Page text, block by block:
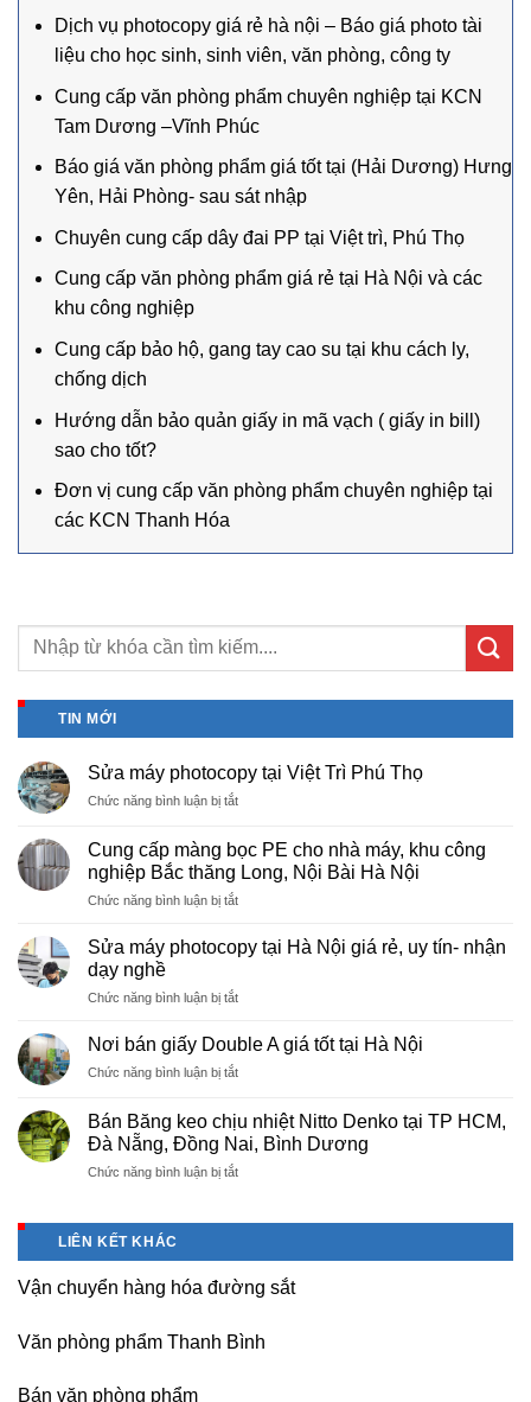
Dịch vụ photocopy giá rẻ hà nội – Báo giá photo tài
liệu cho học sinh, sinh viên, văn phòng, công ty
Cung cấp văn phòng phẩm chuyên nghiệp tại KCN
Tam Dương –Vĩnh Phúc
Báo giá văn phòng phẩm giá tốt tại (Hải Dương) Hưng
Yên, Hải Phòng- sau sát nhập
Chuyên cung cấp dây đai PP tại Việt trì, Phú Thọ
Cung cấp văn phòng phẩm giá rẻ tại Hà Nội và các
khu công nghiệp
Cung cấp bảo hộ, gang tay cao su tại khu cách ly,
chống dịch
Hướng dẫn bảo quản giấy in mã vạch ( giấy in bill)
sao cho tốt?
Đơn vị cung cấp văn phòng phẩm chuyên nghiệp tại
các KCN Thanh Hóa
TIN MỚI
Sửa máy photocopy tại Việt Trì Phú Thọ
Chức năng bình luận bị tắtở
photocopy
tại
Việt
Phú
Thọ
Cung cấp màng bọc PE cho nhà máy, khu công
nghiệp Bắc thăng Long, Nội Bài Hà Nội
Chức năng bình luận bị tắtở
màng
PE
nhà
khu
nghiệp
Bắc
Long,
Bài
Nội
Sửa máy photocopy tại Hà Nội giá rẻ, uy tín- nhận
dạy nghề
Chức năng bình luận bị tắtở
máy
photocopy
tại
Nội
giá
uy
nghề
Nơi bán giấy Double A giá tốt tại Hà Nội
Chức năng bình luận bị tắtở
giấy
Double
A
Bán Băng keo chịu nhiệt Nitto Denko tại TP HCM,
Đà Nẵng, Đồng Nai, Bình Dương
Chức năng bình luận bị tắtở
Nitto
tại
TP
LIÊN KẾT KHÁC
Vận chuyển hàng hóa đường sắt
Văn phòng phẩm Thanh Bình
Bán văn phòng phẩm